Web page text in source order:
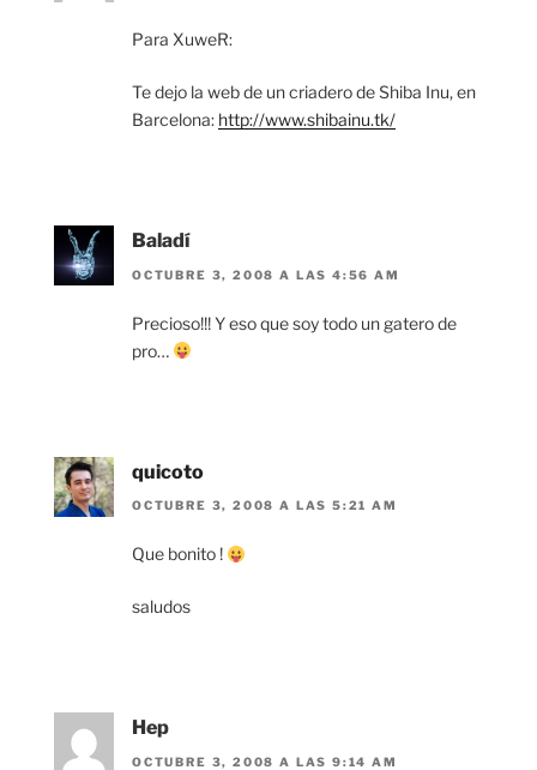
Para XuweR:
Te dejo la web de un criadero de Shiba Inu, en
Barcelona: http://www.shibainu.tk/
Baladí
OCTUBRE 3, 2008 A LAS 4:56 AM
Precioso!!! Y eso que soy todo un gatero de
pro…
quicoto
OCTUBRE 3, 2008 A LAS 5:21 AM
Que bonito !
saludos
Hep
OCTUBRE 3, 2008 A LAS 9:14 AM